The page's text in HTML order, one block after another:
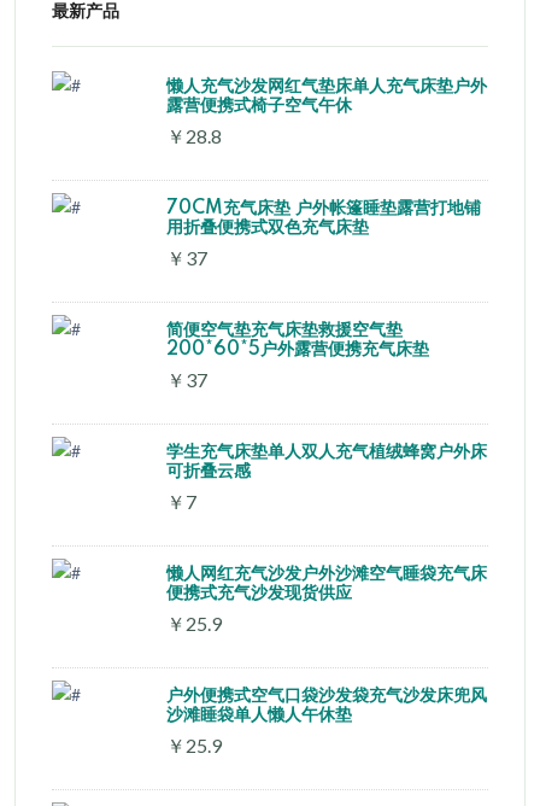
最新产品
懒人充气沙发网红气垫床单人充气床垫户外
露营便携式椅子空气午休
￥28.8
70CM充气床垫 户外帐篷睡垫露营打地铺
用折叠便携式双色充气床垫
￥37
简便空气垫充气床垫救援空气垫
200*60*5户外露营便携充气床垫
￥37
学生充气床垫单人双人充气植绒蜂窝户外床
可折叠云感
￥7
懒人网红充气沙发户外沙滩空气睡袋充气床
便携式充气沙发现货供应
￥25.9
户外便携式空气口袋沙发袋充气沙发床兜风
沙滩睡袋单人懒人午休垫
￥25.9